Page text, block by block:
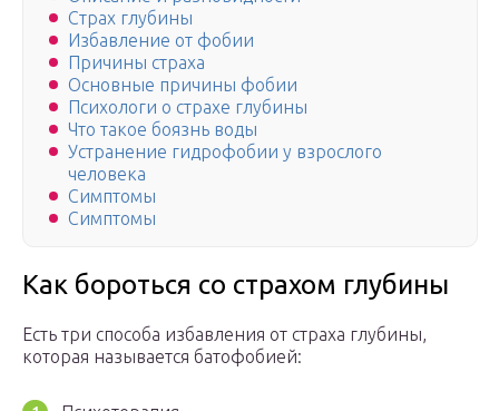
Страх глубины
Избавление от фобии
Причины страха
Основные причины фобии
Психологи о страхе глубины
Что такое боязнь воды
Устранение гидрофобии у взрослого
человека
Симптомы
Симптомы
Как бороться со страхом глубины
Есть три способа избавления от страха глубины,
которая называется батофобией: